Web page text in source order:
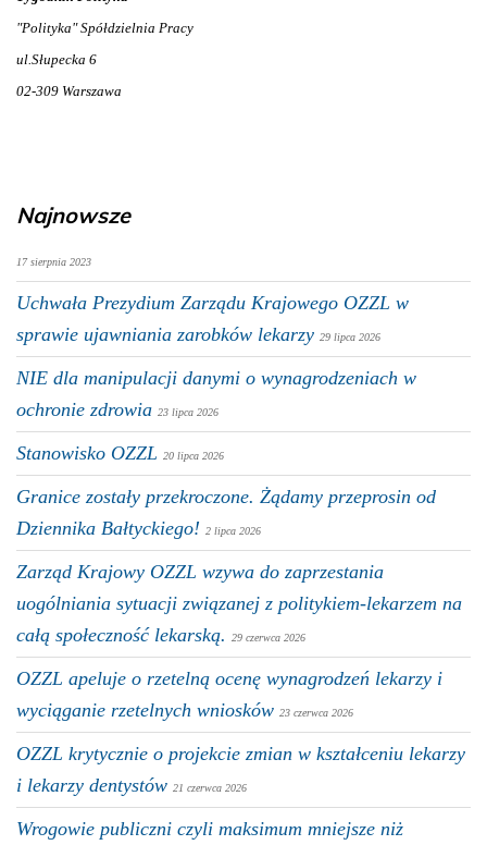
"Polityka" Spółdzielnia Pracy
ul.Słupecka 6
02-309 Warszawa
Najnowsze
17 sierpnia 2023
Uchwała Prezydium Zarządu Krajowego OZZL w
sprawie ujawniania zarobków lekarzy 29 lipca 2026
NIE dla manipulacji danymi o wynagrodzeniach w
ochronie zdrowia 23 lipca 2026
Stanowisko OZZL 20 lipca 2026
Granice zostały przekroczone. Żądamy przeprosin od
Dziennika Bałtyckiego!
2 lipca 2026
Zarząd Krajowy OZZL wzywa do zaprzestania
uogólniania sytuacji związanej z politykiem-lekarzem na
całą społeczność lekarską.
29 czerwca 2026
OZZL apeluje o rzetelną ocenę wynagrodzeń lekarzy i
wyciąganie rzetelnych wniosków 23 czerwca 2026
OZZL krytycznie o projekcie zmian w kształceniu lekarzy
i lekarzy dentystów 21 czerwca 2026
Wrogowie publiczni czyli maksimum mniejsze niż